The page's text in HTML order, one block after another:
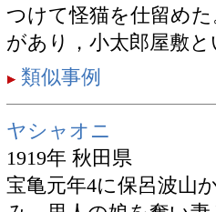
つけて怪猫を仕留め
があり，小太郎屋敷
類似事例
ヤシャオニ
1919年 秋田県
宝亀元年4に保呂波山